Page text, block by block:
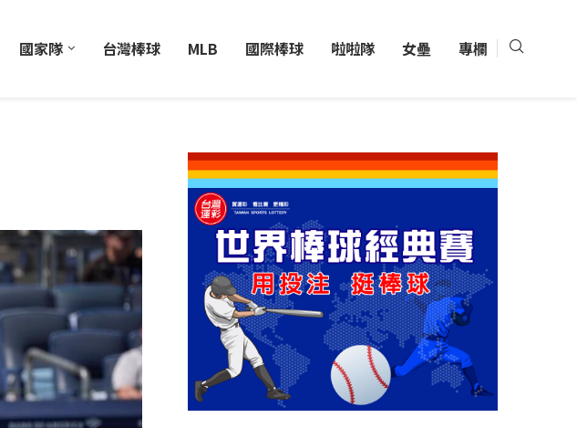
國家隊 台灣棒球 MLB 國際棒球 啦啦隊 女壘 專欄